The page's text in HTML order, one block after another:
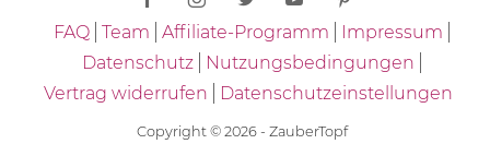
FAQ Team Affiliate-Programm
Impressum
Datenschutz
Nutzungsbedingungen
Vertrag widerrufen
Datenschutzeinstellungen
Copyright © 2026 - ZauberTopf